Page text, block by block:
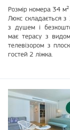
Розмір номера 34 м²
Люкс складається з
з душем і
має терасу з
телевізором з
гостей 2 ліжка.